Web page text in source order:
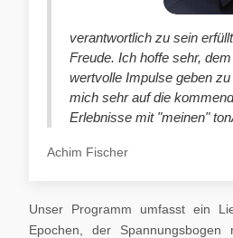
verantwortlich zu sein
Freude. Ich hoffe sehr,
wertvolle Impulse geben
mich sehr auf die
Erlebnisse mit "meinen"
Achim Fischer
Unser Programm umfasst ein
Epochen, der